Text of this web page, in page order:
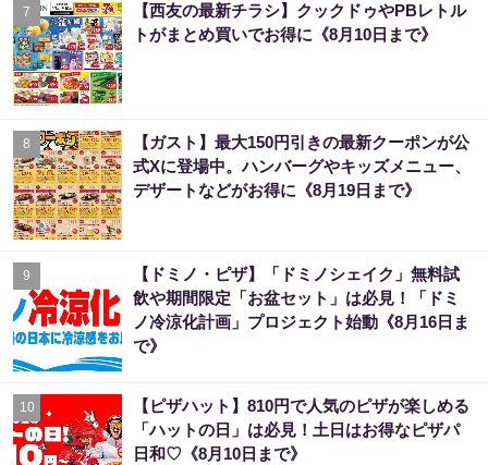
7
【西友の最新チラシ】クックドゥやPBレトル
トがまとめ買いでお得に《8月10日まで》
8
【ガスト】最大150円引きの最新クーポンが公
式Xに登場中。ハンバーグやキッズメニュー、
デザートなどがお得に《8月19日まで》
9
【ドミノ・ピザ】「ドミノシェイク」無料試
飲や期間限定「お盆セット」は必見！「ドミ
ノ冷涼化計画」プロジェクト始動《8月16日ま
で》
10
【ピザハット】810円で人気のピザが楽しめる
「ハットの日」は必見！土日はお得なピザパ
日和♡《8月10日まで》